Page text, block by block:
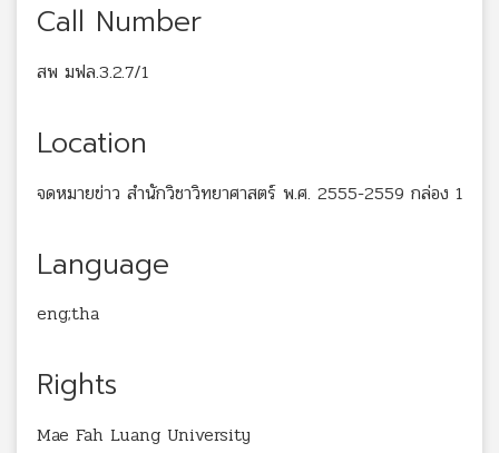
Call Number
สพ มฟล.3.2.7/1
Location
จดหมายข่าว สำนักวิชาวิทยาศาสตร์ พ.ศ. 2555-2559 กล่อง 1
Language
eng;tha
Rights
Mae Fah Luang University